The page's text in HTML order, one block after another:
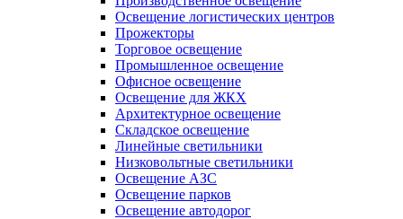
Освещение логистических центров
Прожекторы
Торговое освещение
Промышленное освещение
Офисное освещение
Освещение для ЖКХ
Архитектурное освещение
Складское освещение
Линейные светильники
Низковольтные светильники
Освещение АЗС
Освещение парков
Освещение автодорог